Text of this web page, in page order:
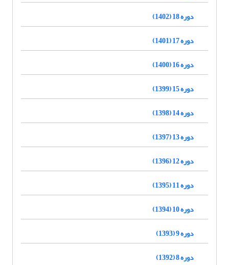
دوره 18 (1402)
دوره 17 (1401)
دوره 16 (1400)
دوره 15 (1399)
دوره 14 (1398)
دوره 13 (1397)
دوره 12 (1396)
دوره 11 (1395)
دوره 10 (1394)
دوره 9 (1393)
دوره 8 (1392)